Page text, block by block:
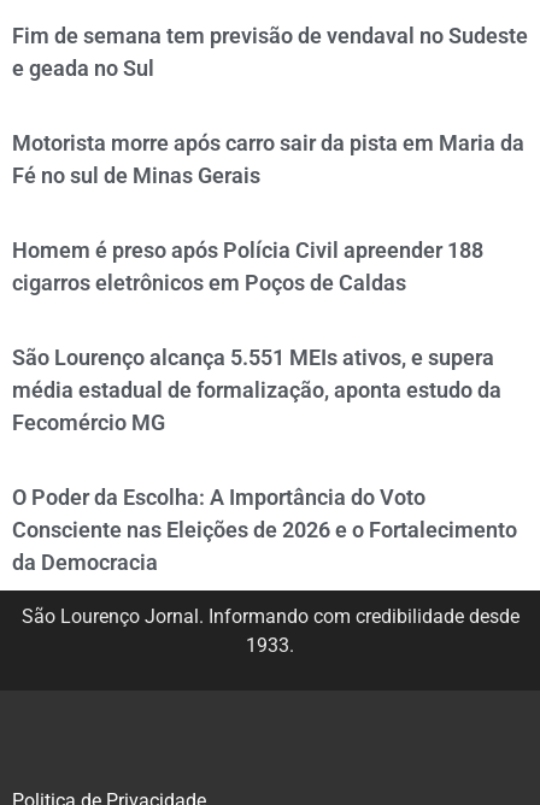
Fim de semana tem previsão de vendaval no Sudeste
e geada no Sul
Motorista morre após carro sair da pista em Maria da
Fé no sul de Minas Gerais
Homem é preso após Polícia Civil apreender 188
cigarros eletrônicos em Poços de Caldas
São Lourenço alcança 5.551 MEIs ativos, e supera
média estadual de formalização, aponta estudo da
Fecomércio MG
O Poder da Escolha: A Importância do Voto
Consciente nas Eleições de 2026 e o Fortalecimento
da Democracia
São Lourenço Jornal. Informando com credibilidade desde
1933.
Politica de Privacidade